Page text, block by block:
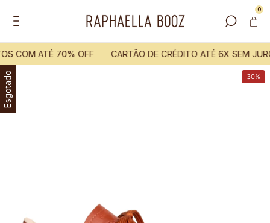
0
COM ATÉ 70% OFF CARTÃO DE CRÉDITO ATÉ 6X SEM
Esgotado 30%